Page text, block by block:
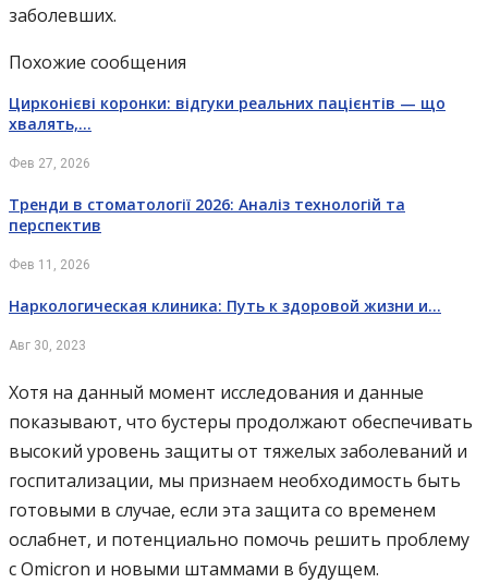
заболевших.
Похожие сообщения
Цирконієві коронки: відгуки реальних пацієнтів — що
хвалять,…
Фев 27, 2026
Тренди в стоматології 2026: Аналіз технологій та
перспектив
Фев 11, 2026
Наркологическая клиника: Путь к здоровой жизни и…
Авг 30, 2023
Хотя на данный момент исследования и данные
показывают, что бустеры продолжают обеспечивать
высокий уровень защиты от тяжелых заболеваний и
госпитализации, мы признаем необходимость быть
готовыми в случае, если эта защита со временем
ослабнет, и потенциально помочь решить проблему
с Omicron и новыми штаммами в будущем.